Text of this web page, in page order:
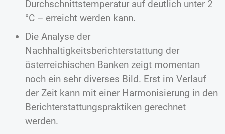
Durchschnittstemperatur auf deutlich unter 2
°C – erreicht werden kann.
Die Analyse der
Nachhaltigkeitsberichterstattung der
österreichischen Banken zeigt momentan
noch ein sehr diverses Bild. Erst im Verlauf
der Zeit kann mit einer Harmonisierung in den
Berichterstattungspraktiken gerechnet
werden.